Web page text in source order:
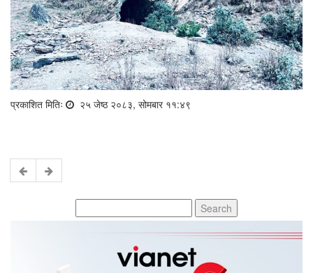
प्रकाशित मितिः २५ जेष्ठ २०८३, सोमबार ११:४९
for: